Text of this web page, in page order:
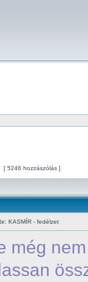
[ 5246 hozzászólás ]
KASMÍR - fedélzet
még